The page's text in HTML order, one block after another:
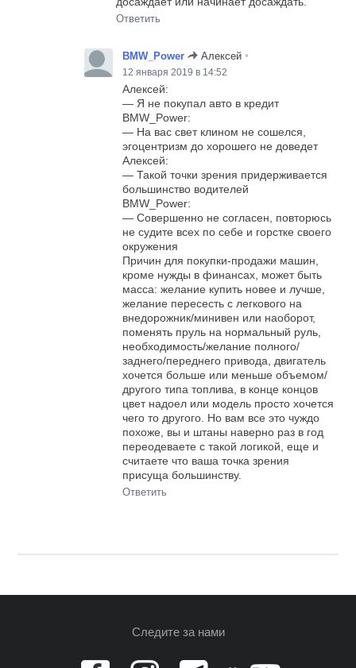
Ответить
BMW_Power Алексей •
12 января 2019 в 14:52
Алексей:
— Я не покупал авто в кредит
BMW_Power:
— На вас свет клином не сошелся,
эгоцентризм до хорошего не доведет
Алексей:
— Такой точки зрения придерживается
большинство водителей
BMW_Power:
— Совершенно не согласен, повторюсь
не судите всех по себе и горстке своего
окружения
Причин для покупки-продажи машин,
кроме нужды в финансах, может быть
масса: желание купить новее и лучше,
желание пересесть с легкового на
внедорожник/минивен или наоборот,
поменять пруль на нормальный руль,
необходимость/желание полного/
заднего/переднего привода, двигатель
хочется больше или меньше объемом/
другого типа топлива, в конце концов
цвет надоел или модель просто хочется
чего то другого. Но вам все это чуждо
похоже, вы и штаны наверно раз в год
переодеваете с такой логикой, еще и
считаете что ваша точка зрения
присуща большинству.
Ответить
Следите за нами